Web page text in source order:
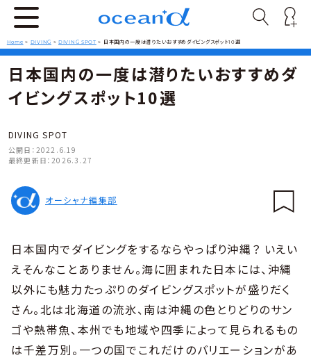
Home > DIVING >DIVING SPOT > 日本国内の一度は潜りたいおすすめダイビングスポット10選
日本国内の一度は潜りたいおすすめダ
イビングスポット10選
DIVING SPOT
公開日： 2022.6.19
最終更新日： 2026.3.27
オーシャナ編集部
日本国内でダイビングをするならやっぱり沖縄？ いえい
えそんなことありません。海に囲まれた日本には、沖縄
以外にも魅力たっぷりのダイビングスポットが盛りだく
さん。北は北海道の流氷、南は沖縄の色とりどりのサン
ゴや熱帯魚、本州でも地域や四季によって見られるもの
は千差万別。一つの国でこれだけのバリエーションがあ